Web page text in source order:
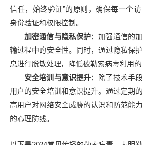
信任，始终验证”的原则，确保每一个
身份验证和权限控制。
加密通信与隐私保护：加强通信的
输过程中的安全性。同时，通过隐私保
息进行脱敏处理，降低被勒索病毒利用的
安全培训与意识提升：除了技术手
用户的安全培训和意识提升。通过定期
高用户对网络安全威胁的认识和防范能
的心理防线。